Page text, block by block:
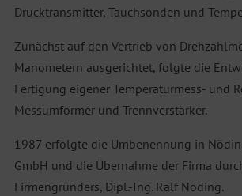
Drucktransmitter, Tauchsonden und
Zunächst auf den Vertrieb von
Manometern ausgerichtet, folgte die
Fertigung eigener Temperaturmess- und
Messumformer und Trennverstärker.
1987 erfolgte die Umbenennung in
GmbH und die Übernahme der Firma
Firmengründers, Dipl.-Ing. Ralf Nöding.